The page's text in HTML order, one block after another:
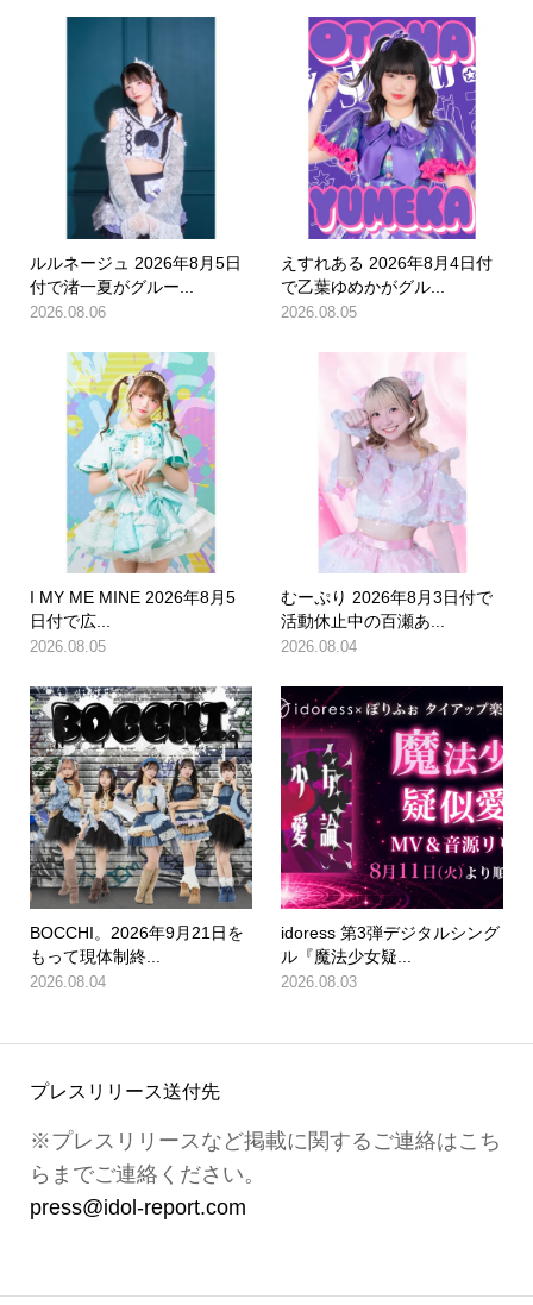
ルルネージュ 2026年8月5日
付で渚一夏がグルー...
2026.08.06
えすれある 2026年8月4日付
で乙葉ゆめかがグル...
2026.08.05
I MY ME MINE 2026年8月5
日付で広...
2026.08.05
むーぷり 2026年8月3日付で
活動休止中の百瀬あ...
2026.08.04
BOCCHI。2026年9月21日を
もって現体制終...
2026.08.04
idoress 第3弾デジタルシング
ル『魔法少女疑...
2026.08.03
プレスリリース送付先
※プレスリリースなど掲載に関するご連絡はこち
らまでご連絡ください。
press@idol-report.com